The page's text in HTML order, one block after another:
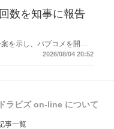
数を知事に報告
を示し、パブコメを開始
容や薬剤及び医薬品に関す
2026/08/04 20:52
ドラビズ on-line について
事一覧